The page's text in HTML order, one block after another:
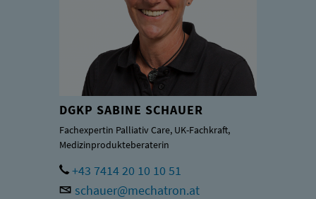
DGKP SABINE SCHAUER
Fachexpertin Palliativ Care, UK-Fachkraft,
Medizinprodukteberaterin
+43 7414 20 10 10 51
schauer@mechatron.at